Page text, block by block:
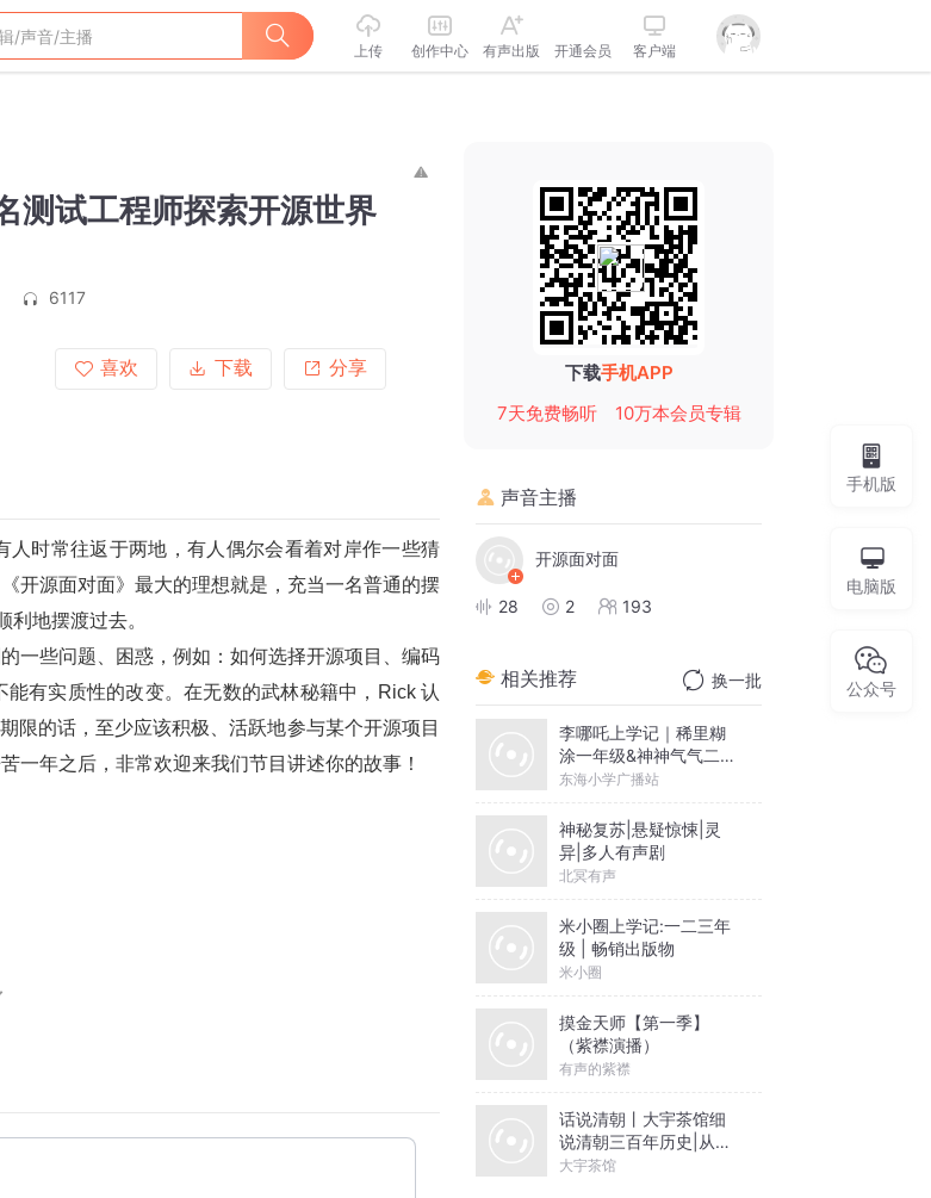
上传 创作中心 有声出版 开通会员 客户端
测试工程师探索开源世界
6117
喜欢
下载 分享
时常往返于两地，有人偶尔会看着对岸作一些猜
开源面对面》最大的理想就是，充当一名普通的摆
利地摆渡过去。
一些问题、困惑，例如：如何选择开源项目、编码
有实质性的改变。在无数的武林秘籍中，Rick 认
限的话，至少应该积极、活跃地参与某个开源项目
一年之后，非常欢迎来我们节目讲述你的故事！
下载手机APP
7天免费畅听
10万本会员专辑
声音主播
开源面对面
28 2 193
相关推荐 换一批
李哪吒上学记｜稀里糊
涂一年级&神神气气二年
级
东海小学广播站
神秘复苏|悬疑惊悚|灵
异|多人有声剧
北冥有声
米小圈上学记:一二三年
级 | 畅销出版物
米小圈
摸金天师【第一季】
（紫襟演播）
有声的紫襟
话说清朝丨大宇茶馆细
说清朝三百年历史|从努
尔哈赤到末代皇帝溥仪|
大宇茶馆
手机版
电脑版
公众号